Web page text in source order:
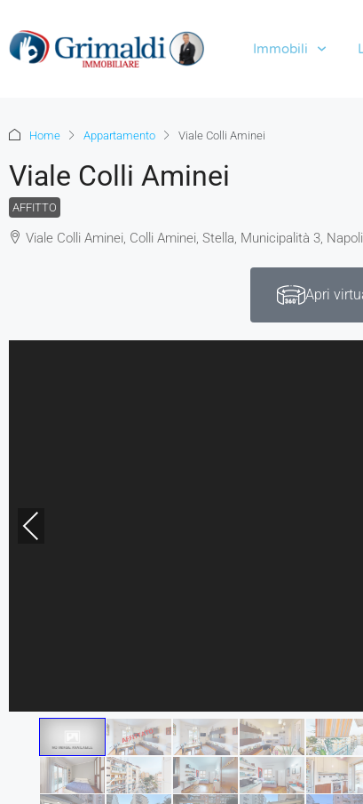
Immobili
Home Appartamento Viale Colli Aminei
Viale Colli Aminei
AFFITTO
Viale Colli Aminei, Colli Aminei, Stella, Municipalità 3,
Apri
Previous